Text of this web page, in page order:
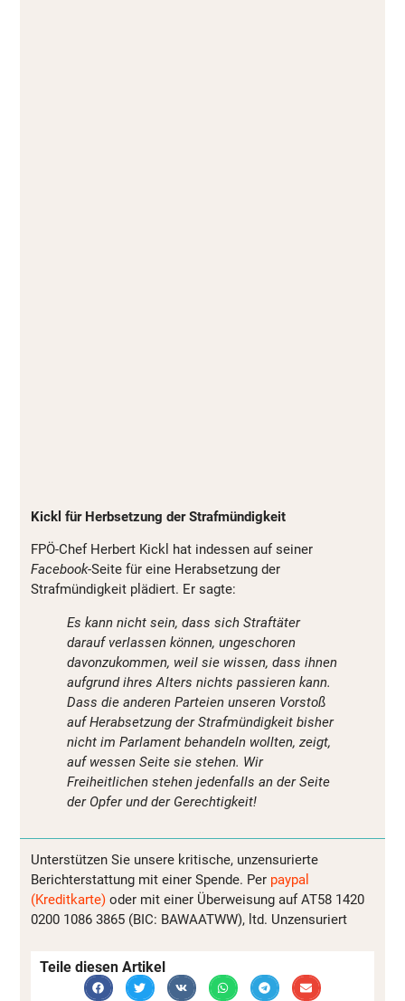
Kickl für Herbsetzung der Strafmündigkeit
FPÖ-Chef Herbert Kickl hat indessen auf seiner
Facebook-Seite für eine Herabsetzung der
Strafmündigkeit plädiert. Er sagte:
Es kann nicht sein, dass sich Straftäter
darauf verlassen können, ungeschoren
davonzukommen, weil sie wissen, dass ihnen
aufgrund ihres Alters nichts passieren kann.
Dass die anderen Parteien unseren Vorstoß
auf Herabsetzung der Strafmündigkeit bisher
nicht im Parlament behandeln wollten, zeigt,
auf wessen Seite sie stehen. Wir
Freiheitlichen stehen jedenfalls an der Seite
der Opfer und der Gerechtigkeit!
Unterstützen Sie unsere kritische, unzensurierte
Berichterstattung mit einer Spende. Per paypal
(Kreditkarte) oder mit einer Überweisung auf AT58 1420
0200 1086 3865 (BIC: BAWAATWW), ltd. Unzensuriert
Teile diesen Artikel